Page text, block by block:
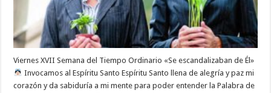
Viernes XVII Semana del Tiempo Ordinario «Se escandalizaban de Él»
Invocamos al Espíritu Santo Espíritu Santo llena de alegría y paz mi
corazón y da sabiduría a mi mente para poder entender la Palabra de